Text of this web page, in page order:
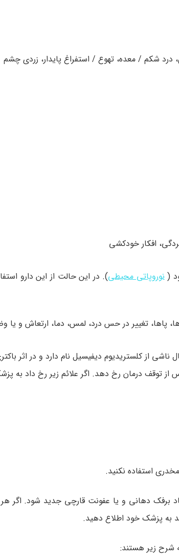
شکم / معده، تهوع / استفراغ پایدار، زردی چشم
افکار خودکشی
(نوروپاتی محیطی). در این حالت از این دارو
تغییر در حس درد، لمس، دما، ارتعاش و یا
از کلستریدیوم دیفیسیل نام دارد و در اثر
توقف درمان رخ دهد. اگر علائم زیر رخ داد به
استفاده نکنید.
برفک دهانی و یا عفونت قارچی جدید شود. اگر
به پزشک خود اطلاع دهید.
شرح زیر هستند: